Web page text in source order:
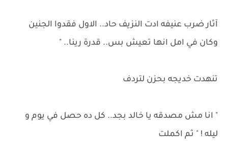
آثار ضرب عنيفه ادت النزيف حاد.. الاول فقدوا الجنين
وكان في امل انها تعيش بس.. قدرة رينا.. "
تنهدت خديجه بحزن لتردف
" انا مش مصدقه يا خالد بجد.. كل ده حصل في يوم و
ليله ! " ثم اكملت